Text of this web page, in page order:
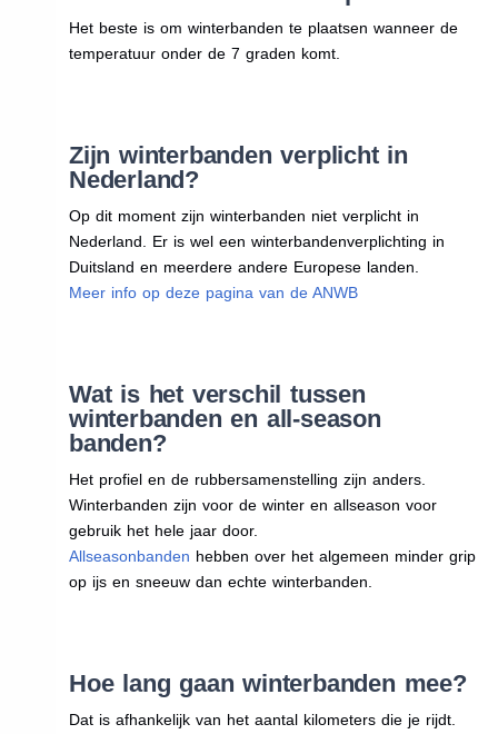
Het beste is om winterbanden te plaatsen wanneer de
temperatuur onder de 7 graden komt.
Zijn winterbanden verplicht in
Nederland?
Op dit moment zijn winterbanden niet verplicht in
Nederland. Er is wel een winterbandenverplichting in
Duitsland en meerdere andere Europese landen.
Meer info op deze pagina van de ANWB
Wat is het verschil tussen
winterbanden en all-season
banden?
Het profiel en de rubbersamenstelling zijn anders.
Winterbanden zijn voor de winter en allseason voor
gebruik het hele jaar door.
Allseasonbanden hebben over het algemeen minder grip
op ijs en sneeuw dan echte winterbanden.
Hoe lang gaan winterbanden mee?
Dat is afhankelijk van het aantal kilometers die je rijdt.